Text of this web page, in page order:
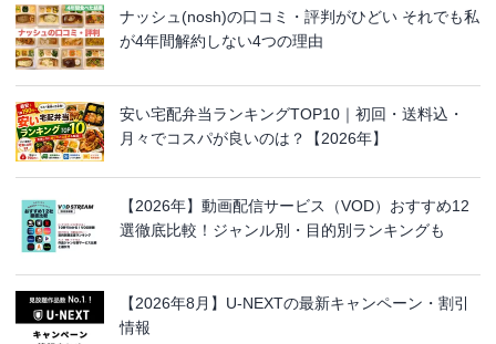
ナッシュ(nosh)の口コミ・評判がひどい それでも私
が4年間解約しない4つの理由
安い宅配弁当ランキングTOP10｜初回・送料込・
月々でコスパが良いのは？【2026年】
【2026年】動画配信サービス（VOD）おすすめ12
選徹底比較！ジャンル別・目的別ランキングも
【2026年8月】U-NEXTの最新キャンペーン・割引
情報